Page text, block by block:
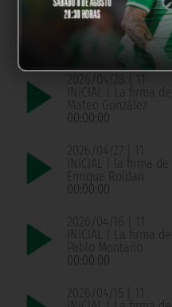
2026/04/29 | 11
INICIAL | La firma de
Chema de Aquino
2026/04/28 | 11
INICIAL | La firma de
Mateo González
00:00:00
2026/04/27 | 11
INICIAL | la firma de
Enrique Roldan
00:00:00
2026/04/16 | 11
INICIAL | La firma de
Pablo Montaño
00:00:00
2026/04/15 | 11